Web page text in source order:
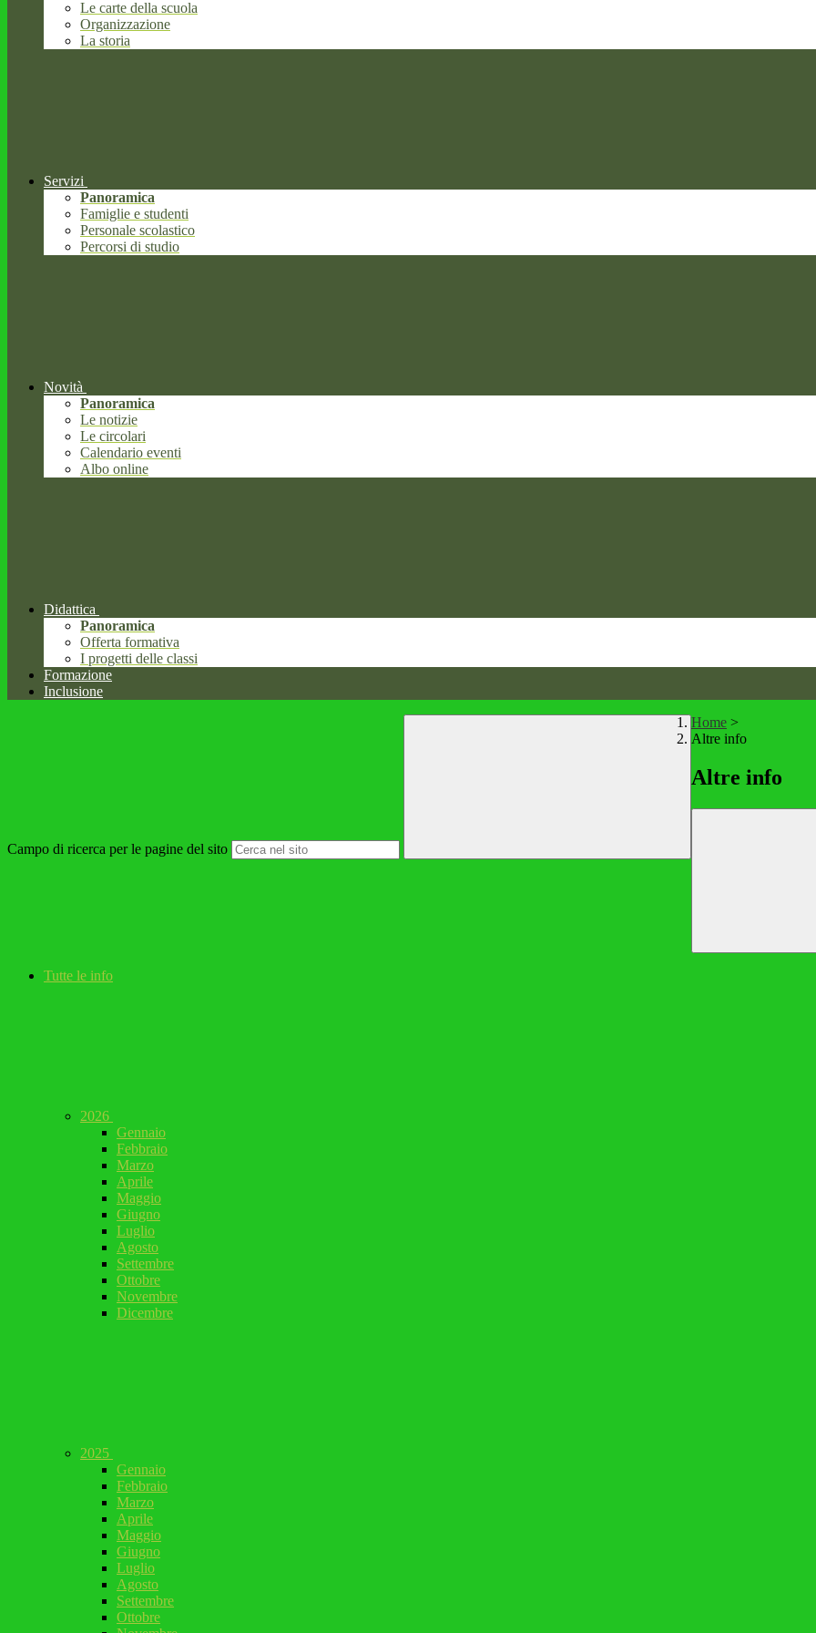
Le carte della scuola
Organizzazione
La storia
Servizi
Panoramica
Famiglie e studenti
Personale scolastico
Percorsi di studio
Novità
Panoramica
Le notizie
Le circolari
Calendario eventi
Albo online
Didattica
Panoramica
Offerta formativa
I progetti delle classi
Formazione
Inclusione
Campo di ricerca per le pagine del sito
Home >
Altre info
Altre info
Tutte le info
2026
Gennaio
Febbraio
Marzo
Aprile
Maggio
Giugno
Luglio
Agosto
Settembre
Ottobre
Novembre
Dicembre
2025
Gennaio
Febbraio
Marzo
Aprile
Maggio
Giugno
Luglio
Agosto
Settembre
Ottobre